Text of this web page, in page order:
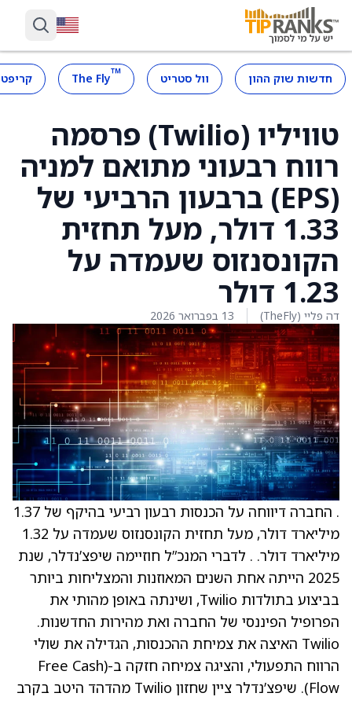
חדשות שוק ההון וול סטריט ™
The Fly
טוויליו (Twilio) פרסמה
רווח רבעוני מתואם למניה
(EPS) ברבעון הרביעי של
1.33 דולר, מעל תחזית
הקונסנזוס שעמדה על
1.23 דולר
דה פליי (TheFly) 13 בפברואר 2026
. החברה דיווחה על הכנסות רבעון רביעי בהיקף של 1.37
מיליארד דולר, מעל תחזית הקונסנזוס שעמדה על 1.32
מיליארד דולר. . לדברי המנכ”ל חוזיימה שיפצ’נדלר, שנת
2025 הייתה אחת השנים המאוזנות והמצליחות ביותר
בביצוע בתולדות Twilio, ושינתה באופן מהותי את
הפרופיל הפיננסי של החברה ואת מהירות החדשנות.
Twilio האיצה את צמיחת ההכנסות, הגדילה את שולי
הרווח התפעולי, והציגה צמיחה חזקה ב-(Free Cash
Flow). שיפצ’נדלר ציין שחזון Twilio מהדהד היטב בקרב